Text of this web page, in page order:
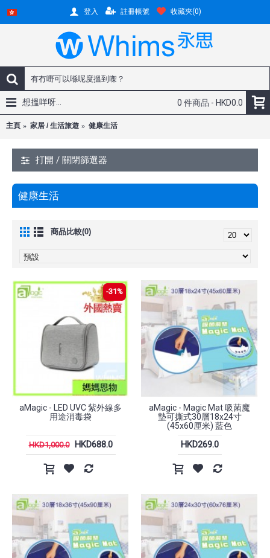
登入 註冊帳號 收藏夾(0)
0 件商品 - HKD0.0
想搵咩呀...
主頁 家居 / 生活旅遊 健康生活
打開 / 關閉篩選器
健康生活
商品比較(0)
-31%
aMagic - LED UVC 紫外線多
用途消毒袋
HKD1,000.0 HKD688.0
aMagic - Magic Mat 吸菌魔
墊可撕式30層18x24寸
(45x60厘米) 藍色
HKD269.0